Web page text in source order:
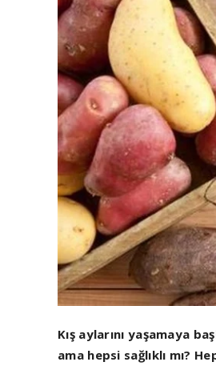
Kış aylarını yaşamaya
ama hepsi sağlıklı mı?